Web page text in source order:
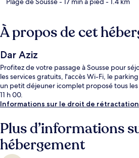
À propos de cet
Dar Aziz
Profitez de votre passage à Sousse pour
les services gratuits, l'accès Wi-Fi, le
un petit déjeuner icomplet proposé tous
11 h 00.
Informations sur le droit de rétractation
Plus d’informations
hébergement